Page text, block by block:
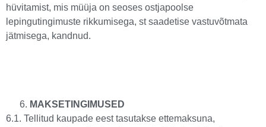
hüvitamist, mis müüja on seoses ostjapoolse
lepingutingimuste rikkumisega, st saadetise vastuvõtmata
jätmisega, kandnud.
MAKSETINGIMUSED
6.1. Tellitud kaupade eest tasutakse ettemaksuna,